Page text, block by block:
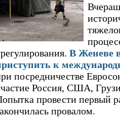
В Женеве
к
посредничестве
Россия, США,
провести первый
провалом.